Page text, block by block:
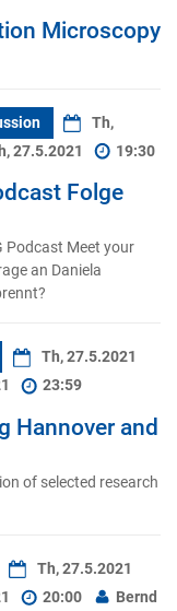
Microscopy
Th,
27.5.2021 19:30
Folge
Podcast Meet your
an Daniela
Th, 27.5.2021
23:59
Hannover and
of selected research
Th, 27.5.2021
20:00
Bernd